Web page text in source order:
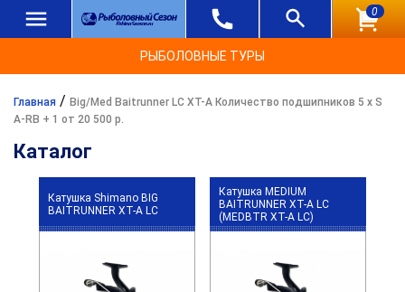
0
РЫБОЛОВНЫЕ ТУРЫ
Главная / Big/Med Baitrunner LC XT-A Количество подшипников 5 x S
A-RB + 1 от 20 500 р.
Каталог
Катушка Shimano BIG
BAITRUNNER XT-A LC
Катушка MEDIUM
BAITRUNNER XT-A LC
(MEDBTR XT-A LC)